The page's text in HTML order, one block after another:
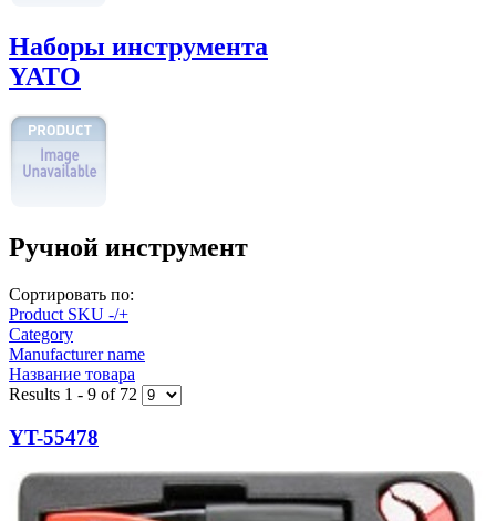
Наборы инструмента
YATO
Ручной инструмент
Сортировать по:
Product SKU -/+
Category
Manufacturer name
Название товара
Results 1 - 9 of 72
YT-55478